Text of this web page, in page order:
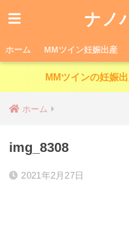
ナノ
ホーム MMツイン妊娠出産
MMツインの妊娠
ホーム
img_8308
2021年2月27日